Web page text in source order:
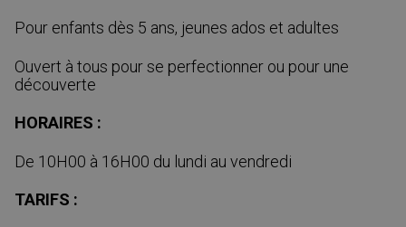
Pour enfants dès 5 ans, jeunes ados et adultes
Ouvert à tous pour se perfectionner ou pour une
découverte
HORAIRES :
De 10H00 à 16H00 du lundi au vendredi
TARIFS :